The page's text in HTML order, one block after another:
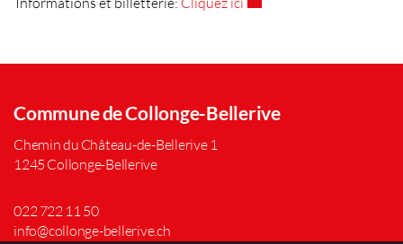
Commune de Collonge-Bellerive
Chemin du Château-de-Bellerive 1
1245 Collonge-Bellerive
022 722 11 50
info@collonge-bellerive.ch